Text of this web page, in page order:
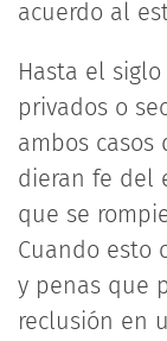
acuerdo al
Hasta el
privados o
ambos
dieran fe del
que se
Cuando esto
y penas que
reclusión en